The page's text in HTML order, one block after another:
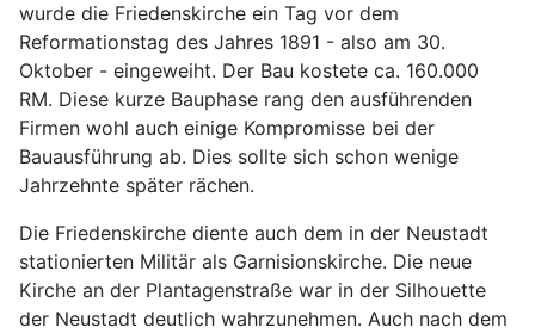
wurde die Friedenskirche ein Tag vor dem
Reformationstag des Jahres 1891 - also am 30.
Oktober - eingeweiht. Der Bau kostete ca. 160.000
RM. Diese kurze Bauphase rang den ausführenden
Firmen wohl auch einige Kompromisse bei der
Bauausführung ab. Dies sollte sich schon wenige
Jahrzehnte später rächen.
Die Friedenskirche diente auch dem in der Neustadt
stationierten Militär als Garnisionskirche. Die neue
Kirche an der Plantagenstraße war in der Silhouette
der Neustadt deutlich wahrzunehmen. Auch nach dem